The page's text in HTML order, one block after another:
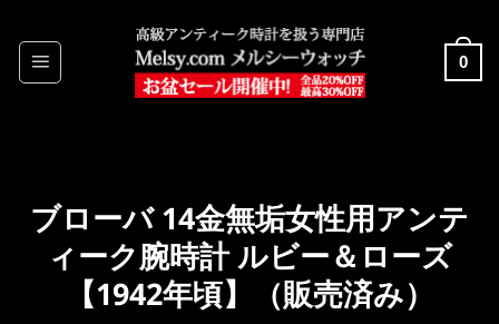
to
content
0
ブローバ 14金無垢女性用アンテ
ィーク腕時計 ルビー＆ローズ
【1942年頃】（販売済み）